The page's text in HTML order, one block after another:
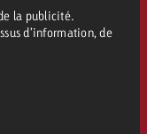
la publicité.
d’information, de